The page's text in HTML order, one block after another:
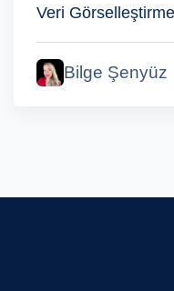
Veri
Bilge Şenyüz